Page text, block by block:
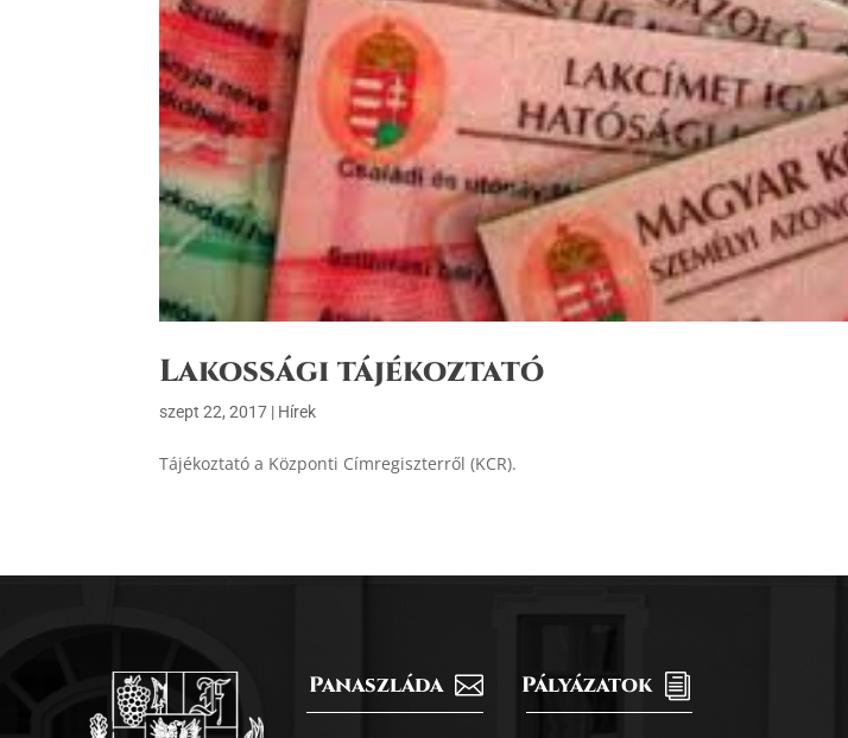
Lakossági tájékoztató
szept 22, 2017 | Hírek
Tájékoztató a Központi Címregiszterről (KCR).

Panaszláda i
Pályázatok